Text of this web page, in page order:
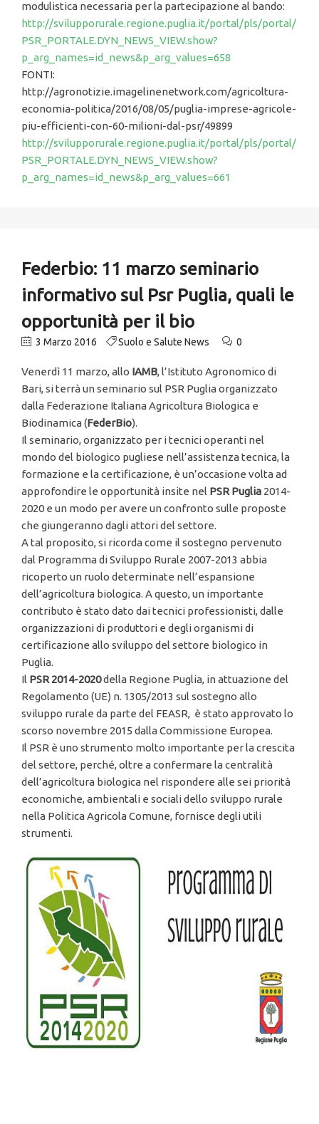
modulistica necessaria per la partecipazione al bando:
http://svilupporurale.regione.puglia.it/portal/pls/portal/
PSR_PORTALE.DYN_NEWS_VIEW.show?
p_arg_names=id_news&p_arg_values=658
FONTI:
http://agronotizie.imagelinenetwork.com/agricoltura-
economia-politica/2016/08/05/puglia-imprese-agricole-
piu-efficienti-con-60-milioni-dal-psr/49899
http://svilupporurale.regione.puglia.it/portal/pls/portal/
PSR_PORTALE.DYN_NEWS_VIEW.show?
p_arg_names=id_news&p_arg_values=661
Federbio: 11 marzo seminario
informativo sul Psr Puglia, quali le
opportunità per il bio
3 Marzo 2016 Suolo e Salute News 0
Venerdì 11 marzo, allo IAMB, l’Istituto Agronomico di
Bari, si terrà un seminario sul PSR Puglia organizzato
dalla Federazione Italiana Agricoltura Biologica e
Biodinamica (FederBio).
Il seminario, organizzato per i tecnici operanti nel
mondo del biologico pugliese nell’assistenza tecnica, la
formazione e la certificazione, è un’occasione volta ad
approfondire le opportunità insite nel PSR Puglia 2014-
2020 e un modo per avere un confronto sulle proposte
che giungeranno dagli attori del settore.
A tal proposito, si ricorda come il sostegno pervenuto
dal Programma di Sviluppo Rurale 2007-2013 abbia
ricoperto un ruolo determinate nell’espansione
dell’agricoltura biologica. A questo, un importante
contributo è stato dato dai tecnici professionisti, dalle
organizzazioni di produttori e degli organismi di
certificazione allo sviluppo del settore biologico in
Puglia.
Il PSR 2014-2020della Regione Puglia, in attuazione del
Regolamento (UE) n. 1305/2013 sul sostegno allo
sviluppo rurale da parte del FEASR, è stato approvato lo
scorso novembre 2015 dalla Commissione Europea.
Il PSR è uno strumento molto importante per la crescita
del settore, perché, oltre a confermare la centralità
dell’agricoltura biologica nel rispondere alle sei priorità
economiche, ambientali e sociali dello sviluppo rurale
nella Politica Agricola Comune, fornisce degli utili
strumenti.